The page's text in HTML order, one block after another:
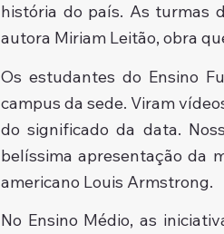
história do país. As turmas
autora Miriam Leitão, obra
Os estudantes do Ensino
campus da sede. Viram
do significado da data.
belíssima apresentação da
americano Louis Armstrong.
No Ensino Médio, as